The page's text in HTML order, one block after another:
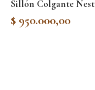
Sillón Colgante Nest
$ 950.000,00